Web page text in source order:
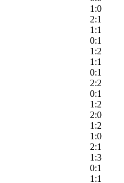
1:0
2:1
1:1
0:1
1:2
1:1
0:1
2:2
0:1
1:2
2:0
1:2
1:0
2:1
1:3
0:1
1:1